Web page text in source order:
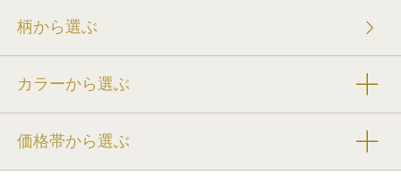
柄から選ぶ
カラーから選ぶ
価格帯から選ぶ